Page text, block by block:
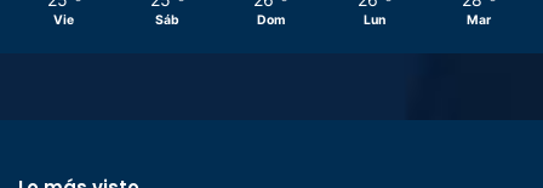
Vie Sáb Dom Lun Mar